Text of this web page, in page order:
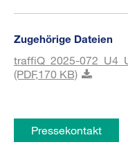
Zugehörige Dateien
traffiQ_2025-
(PDF,170 KB)
Pressekontakt